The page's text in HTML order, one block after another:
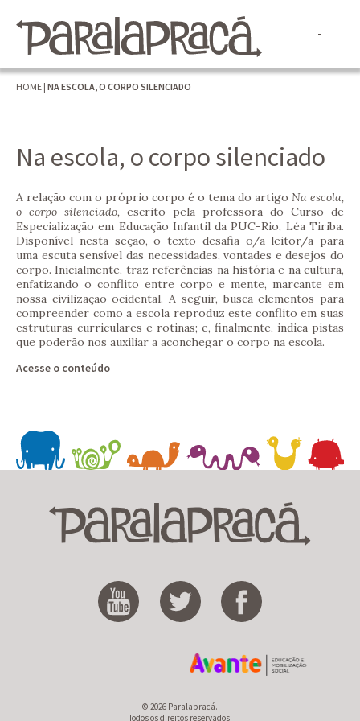
HOME | NA ESCOLA, O CORPO SILENCIADO
Na escola, o corpo silenciado
A relação com o próprio corpo é o tema do artigo Na escola,
o corpo silenciado, escrito pela professora do Curso de
Especialização em Educação Infantil da PUC-Rio, Léa Tiriba.
Disponível nesta seção, o texto desafia o/a leitor/a para
uma escuta sensível das necessidades, vontades e desejos do
corpo. Inicialmente, traz referências na história e na cultura,
enfatizando o conflito entre corpo e mente, marcante em
nossa civilização ocidental. A seguir, busca elementos para
compreender como a escola reproduz este conflito em suas
estruturas curriculares e rotinas; e, finalmente, indica pistas
que poderão nos auxiliar a aconchegar o corpo na escola.
Acesse o conteúdo
© 2026 Paralapracá.
Todos os direitos reservados.